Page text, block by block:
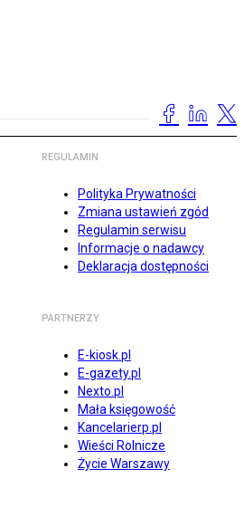
REGULAMIN
Polityka Prywatności
Zmiana ustawień zgód
Regulamin serwisu
Informacje o nadawcy
Deklaracja dostępności
PARTNERZY
E-kiosk.pl
E-gazety.pl
Nexto.pl
Mała księgowość
Kancelarierp.pl
Wieści Rolnicze
Życie Warszawy